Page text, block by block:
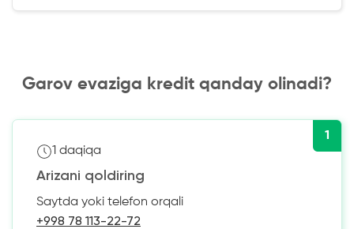
Garov evaziga kredit qanday olinadi?
1
1 daqiqa
Arizani qoldiring
Saytda yoki telefon orqali
+998 78 113-22-72